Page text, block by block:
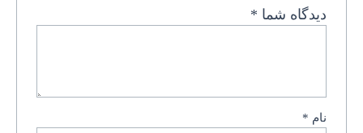
دیدگاه شما *
نام *